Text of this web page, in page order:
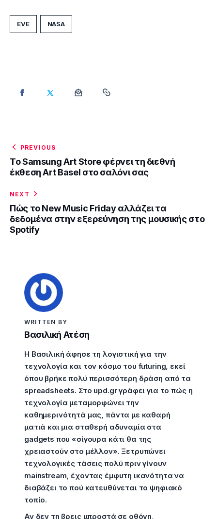
EVE NASA
PREVIOUS
Το Samsung Art Store φέρνει τη διεθνή
έκθεση Art Basel στο σαλόνι σας
NEXT
Πώς το New Music Friday αλλάζει τα
δεδομένα στην εξερεύνηση της μουσικής στο
Spotify
WRITTEN BY
Βασιλική Ατέση
Η Βασιλική άφησε τη λογιστική για την
τεχνολογία και τον κόσμο του futuring, εκεί
όπου βρήκε πολύ περισσότερη δράση από τα
spreadsheets. Στο upd.gr γράφει για το πώς η
τεχνολογία μεταμορφώνει την
καθημερινότητά μας, πάντα με καθαρή
ματιά και μια σταθερή αδυναμία στα
gadgets που «σίγουρα κάτι θα της
χρειαστούν στο μέλλον». Ξετρυπώνει
τεχνολογικές τάσεις πολύ πριν γίνουν
mainstream, έχοντας έμφυτη ικανότητα να
διαβάζει το πού κατευθύνεται το ψηφιακό
τοπίο.
Αν δεν τη βρεις μπροστά σε οθόνη,